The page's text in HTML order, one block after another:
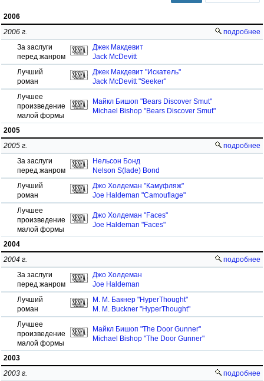
2006
подробнее
2006 г.
За заслуги
перед жанром
Джек Макдевит
Jack McDevitt
Лучший
роман
Джек Макдевит "Искатель"
Jack McDevitt "Seeker"
Лучшее
произведение
малой формы
Майкл Бишоп "Bears Discover Smut"
Michael Bishop "Bears Discover Smut"
2005
подробнее
2005 г.
За заслуги
перед жанром
Нельсон Бонд
Nelson S(lade) Bond
Лучший
роман
Джо Холдеман "Камуфляж"
Joe Haldeman "Camouflage"
Лучшее
произведение
малой формы
Джо Холдеман "Faces"
Joe Haldeman "Faces"
2004
подробнее
2004 г.
За заслуги
перед жанром
Джо Холдеман
Joe Haldeman
Лучший
роман
М. М. Бакнер "HyperThought"
M. M. Buckner "HyperThought"
Лучшее
произведение
малой формы
Майкл Бишоп "The Door Gunner"
Michael Bishop "The Door Gunner"
2003
подробнее
2003 г.